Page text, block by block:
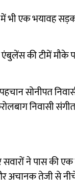
में भी एक भयावह
की टीमें
सोनीपत
निवासी
ने पास की एक
और अचानक तेजी से